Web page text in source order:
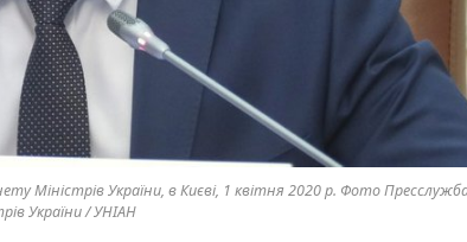
Міністрів України, в Києві, 1 квітня 2020 р. Фото
України / УНІАН